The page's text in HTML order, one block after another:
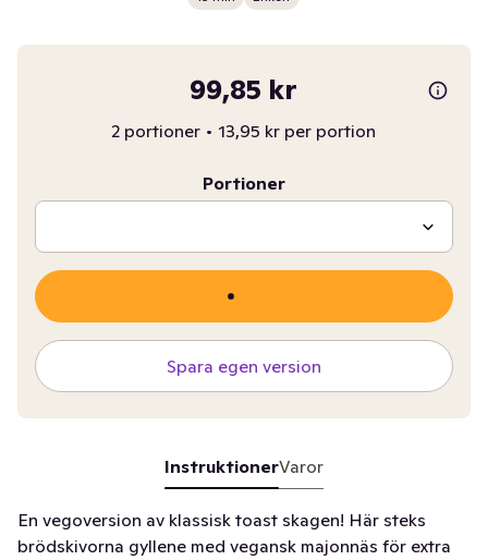
99,85 kr
2 portioner • 13,95 kr per portion
Portioner
Spara egen version
InstruktionerVaror
En vegoversion av klassisk toast skagen! Här steks
brödskivorna gyllene med vegansk majonnäs för extra